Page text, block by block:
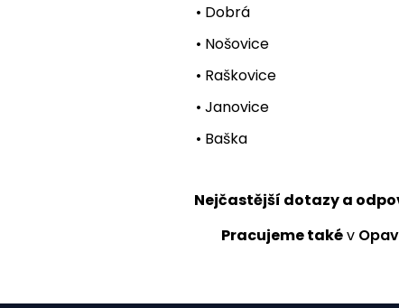
• Dobrá
• Nošovice
• Raškovice
• Janovice
• Baška
Nejčastější dotazy a
Pracujeme takév